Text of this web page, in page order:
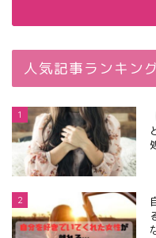
人気記事ランキン
1
2